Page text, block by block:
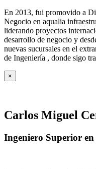
En 2013, fui promovido a
Negocio en aqualia
liderando proyectos
desarrollo de negocio y
nuevas sucursales en el
de Ingeniería , donde sigo
×
Carlos Miguel
Ingeniero Superior